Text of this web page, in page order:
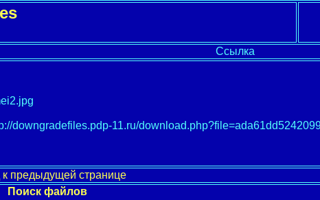
Ссылка
downgradefiles.pdp-11.ru/
к предыдущей странице
Поиск файлов